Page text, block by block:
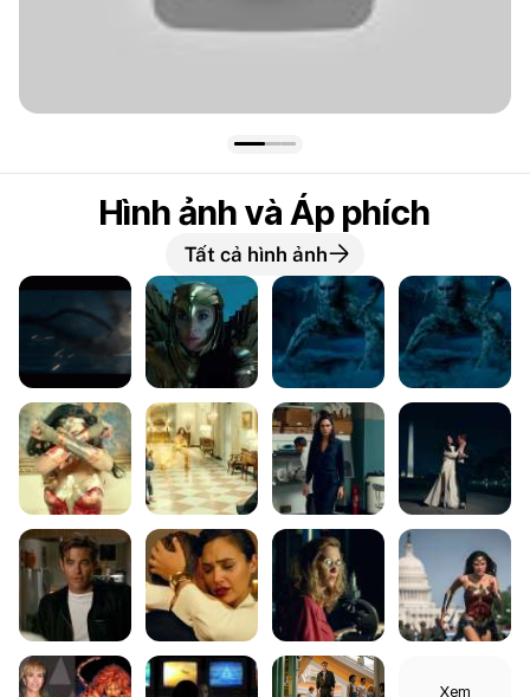
Hình ảnh và Áp phích
Tất cả hình ảnh
Xem